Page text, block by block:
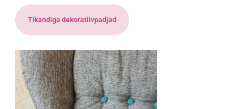
Tikandiga dekoratiivpadjad